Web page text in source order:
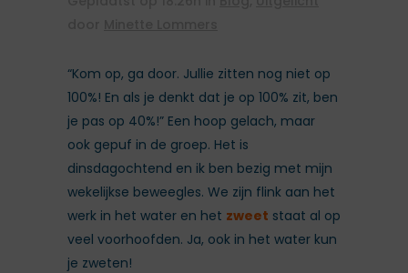
“Kom op, ga door. Jullie zitten nog niet op
100%! En als je denkt dat je op 100% zit, ben
je pas op 40%!” Een hoop gelach, maar
ook gepuf in de groep. Het is
dinsdagochtend en ik ben bezig met mijn
wekelijkse beweegles. We zijn flink aan het
werk in het water en het zweet staat al op
veel voorhoofden. Ja, ook in het water kun
je zweten!